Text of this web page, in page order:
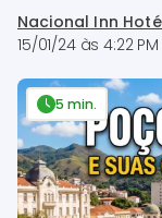
Nacional Inn
15/01/24 às 4:22 PM
5 min.